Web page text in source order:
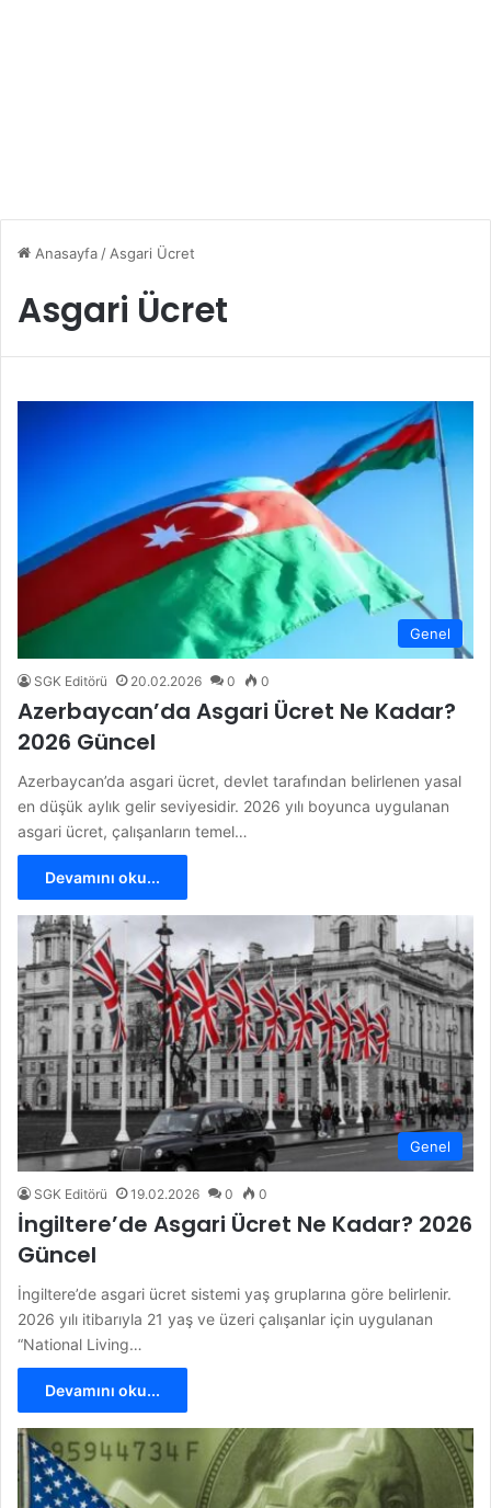
Anasayfa / Asgari Ücret
Asgari Ücret
Genel
SGK Editörü 20.02.2026 0 0
Azerbaycan’da Asgari Ücret Ne Kadar?
2026 Güncel
Azerbaycan’da asgari ücret, devlet tarafından belirlenen yasal
en düşük aylık gelir seviyesidir. 2026 yılı boyunca uygulanan
asgari ücret, çalışanların temel…
Devamını oku...
Genel
SGK Editörü 19.02.2026 0 0
İngiltere’de Asgari Ücret Ne Kadar? 2026
Güncel
İngiltere’de asgari ücret sistemi yaş gruplarına göre belirlenir.
2026 yılı itibarıyla 21 yaş ve üzeri çalışanlar için uygulanan
“National Living…
Devamını oku...